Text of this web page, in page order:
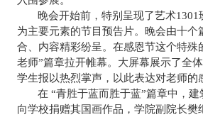
晚会开始前，特别呈现了艺术1301
为主要元素的节目预告片。晚会由十个
合、内容精彩纷呈。在感恩节这个特殊
老师”篇章拉开帷幕。大屏幕展示了全
学生报以热烈掌声，以此表达对老师的
在 “青胜于蓝而胜于蓝”篇章中，建
向学校捐赠其国画作品，学院副院长樊